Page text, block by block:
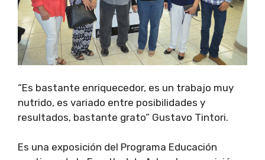
“Es bastante enriquecedor, es un trabajo muy
nutrido, es variado entre posibilidades y
resultados, bastante grato” Gustavo Tintori.
Es una exposición del Programa Educación